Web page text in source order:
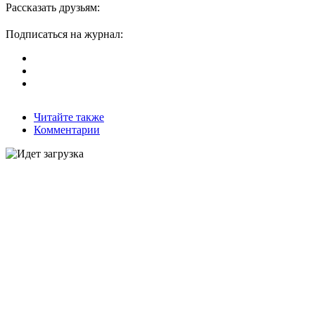
Рассказать друзьям:
Подписаться на журнал:
Читайте также
Комментарии